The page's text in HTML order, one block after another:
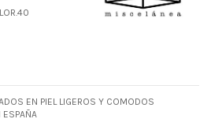
EN PIEL LIGEROS Y COMODOS
ESPAÑA